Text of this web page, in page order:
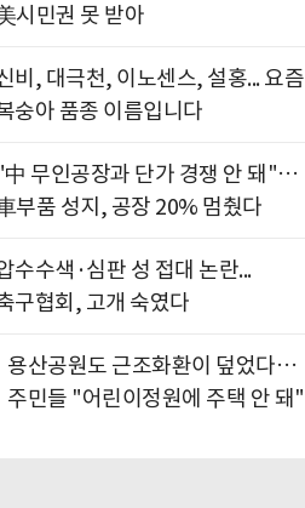
시민권 못 받아
비, 대극천, 이노센스, 설홍... 요즘
숭아 품종 이름입니다
中 무인공장과 단가 경쟁 안 돼"…
부품 성지, 공장 20% 멈췄다
수수색·심판 성 접대 논란...
구협회, 고개 숙였다
용산공원도 근조화환이 덮었다…
주민들 "어린이정원에 주택 안 돼"